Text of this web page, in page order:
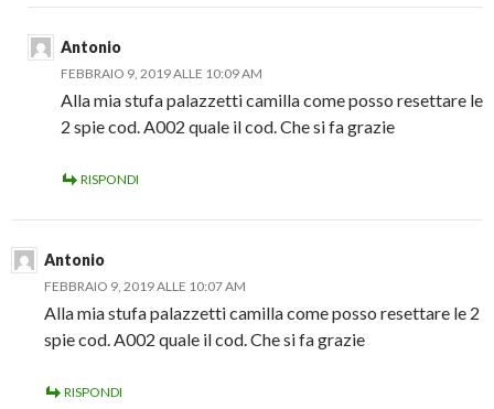
Antonio
FEBBRAIO 9, 2019 ALLE 10:09 AM
Alla mia stufa palazzetti camilla come posso resettare le
2 spie cod. A002 quale il cod. Che si fa grazie
RISPONDI
Antonio
FEBBRAIO 9, 2019 ALLE 10:07 AM
Alla mia stufa palazzetti camilla come posso resettare le 2
spie cod. A002 quale il cod. Che si fa grazie
RISPONDI